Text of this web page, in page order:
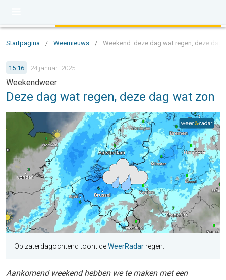
Startpagina / Weernieuws / Weekend: deze dag wat regen, deze dag
15:16 24 januari 2025
Weekendweer
Deze dag wat regen, deze dag wat zon
Op zaterdagochtend toont deWeerRadar regen.
Aankomend weekend hebben we te maken met een